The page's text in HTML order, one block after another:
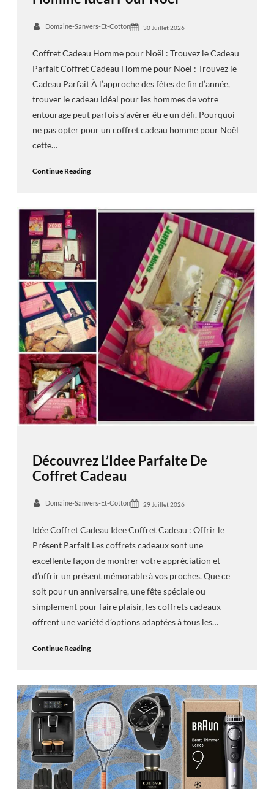
Domaine-Sanvers-Et-Cotton 30 Juillet 2026
Coffret Cadeau Homme pour Noël : Trouvez le Cadeau
Parfait Coffret Cadeau Homme pour Noël : Trouvez le
Cadeau Parfait À l’approche des fêtes de fin d’année,
trouver le cadeau idéal pour les hommes de votre
entourage peut parfois s’avérer être un défi. Pourquoi
ne pas opter pour un coffret cadeau homme pour Noël
cette…
Continue Reading
Découvrez L’Idee Parfaite De
Coffret Cadeau
Domaine-Sanvers-Et-Cotton 29 Juillet 2026
Idée Coffret Cadeau Idee Coffret Cadeau : Offrir le
Présent Parfait Les coffrets cadeaux sont une
excellente façon de montrer votre appréciation et
d’offrir un présent mémorable à vos proches. Que ce
soit pour un anniversaire, une fête spéciale ou
simplement pour faire plaisir, les coffrets cadeaux
offrent une variété d’options adaptées à tous les…
Continue Reading